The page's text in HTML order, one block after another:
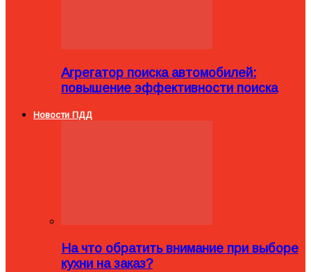
Агрегатор поиска автомобилей:
повышение эффективности поиска
Новости ПДД
На что обратить внимание при выборе
кухни на заказ?